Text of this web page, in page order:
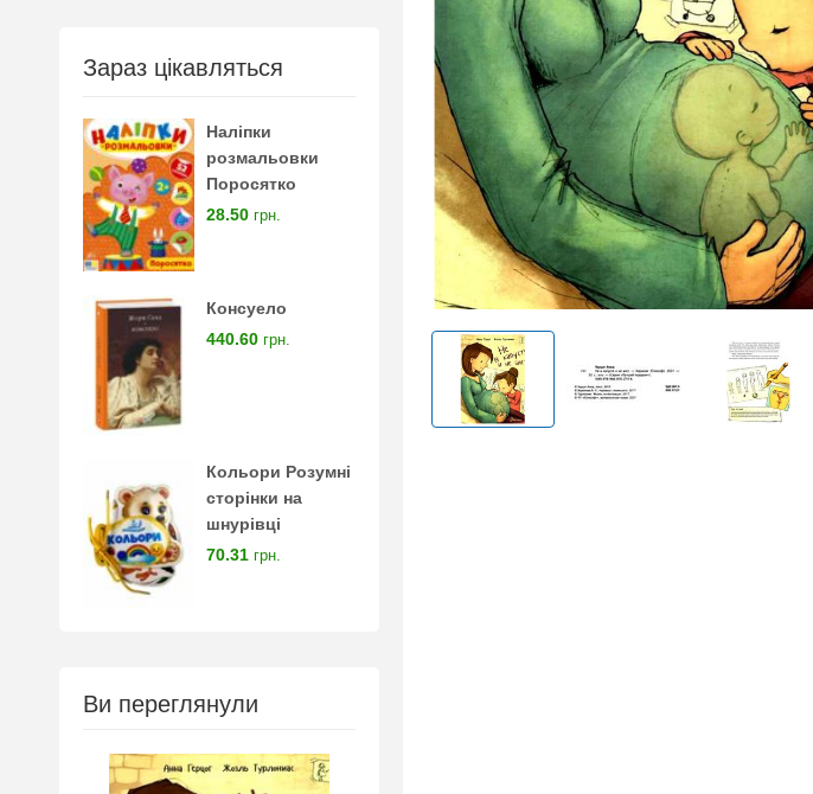
Зараз цікавляться
Наліпки
розмальовки
Поросятко
28.50 грн.
Консуело
440.60 грн.
Кольори Розумні
сторінки на
шнурівці
70.31 грн.
Ви переглянули